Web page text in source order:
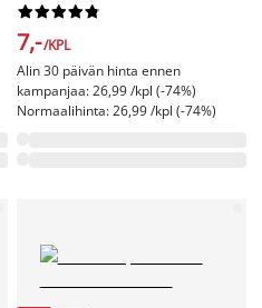






7,-/KPL
Alin 30 päivän hinta ennen
kampanjaa: 26,99 /kpl (-74%)
Normaalihinta: 26,99 /kpl (-74%)